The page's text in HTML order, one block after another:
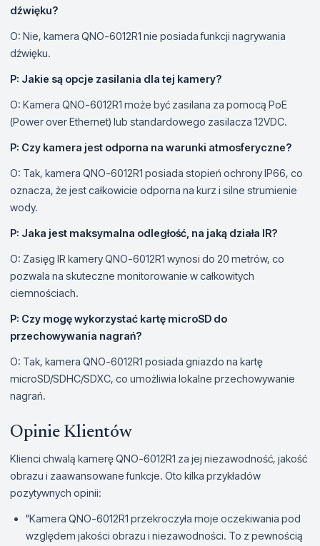
dźwięku?
O: Nie, kamera QNO-6012R1 nie posiada funkcji nagrywania
dźwięku.
P: Jakie są opcje zasilania dla tej kamery?
O: Kamera QNO-6012R1 może być zasilana za pomocą PoE
(Power over Ethernet) lub standardowego zasilacza 12VDC.
P: Czy kamera jest odporna na warunki atmosferyczne?
O: Tak, kamera QNO-6012R1 posiada stopień ochrony IP66, co
oznacza, że jest całkowicie odporna na kurz i silne strumienie
wody.
P: Jaka jest maksymalna odległość, na jaką działa IR?
O: Zasięg IR kamery QNO-6012R1 wynosi do 20 metrów, co
pozwala na skuteczne monitorowanie w całkowitych
ciemnościach.
P: Czy mogę wykorzystać kartę microSD do
przechowywania nagrań?
O: Tak, kamera QNO-6012R1 posiada gniazdo na kartę
microSD/SDHC/SDXC, co umożliwia lokalne przechowywanie
nagrań.
Opinie Klientów
Klienci chwalą kamerę QNO-6012R1 za jej niezawodność, jakość
obrazu i zaawansowane funkcje. Oto kilka przykładów
pozytywnych opinii:
"Kamera QNO-6012R1 przekroczyła moje oczekiwania pod
względem jakości obrazu i niezawodności. To z pewnością